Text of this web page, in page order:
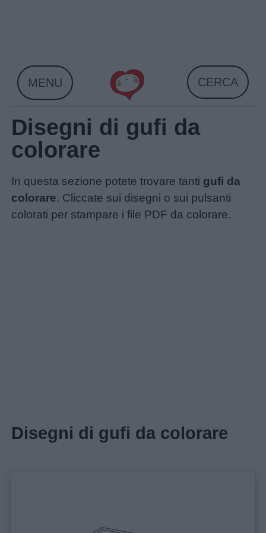
MENU CERCA
Disegni di gufi da
colorare
In questa sezione potete trovare tanti gufi da
colorare. Cliccate sui disegni o sui pulsanti
colorati per stampare i file PDF da colorare.
Disegni di gufi da colorare